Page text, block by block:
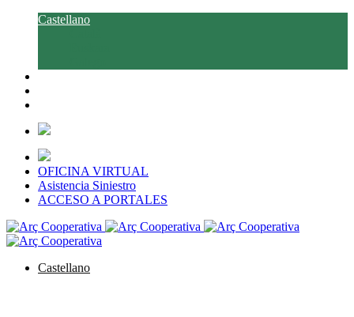
Castellano
OFICINA VIRTUAL
Asistencia Siniestro
ACCESO A PORTALES
Castellano